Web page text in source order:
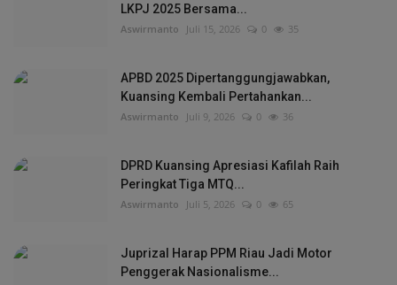
LKPJ 2025 Bersama...
Aswirmanto Juli 15, 2026 0 35
APBD 2025 Dipertanggungjawabkan,
Kuansing Kembali Pertahankan...
Aswirmanto Juli 9, 2026 0 36
DPRD Kuansing Apresiasi Kafilah Raih
Peringkat Tiga MTQ...
Aswirmanto Juli 5, 2026 0 65
Juprizal Harap PPM Riau Jadi Motor
Penggerak Nasionalisme...